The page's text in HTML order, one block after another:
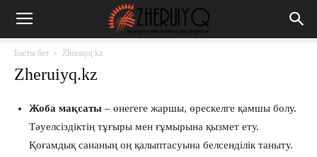
Басты бет Zheruiyq.kz
Zheruiyq.kz
Жоба мақсаты – өнегеге жаршы, өрескелге қамшы болу.
Тәуелсіздіктің тұғыры мен ғұмырына қызмет ету.
Қоғамдық сананың оң қалыптасуына белсенділік таныту.